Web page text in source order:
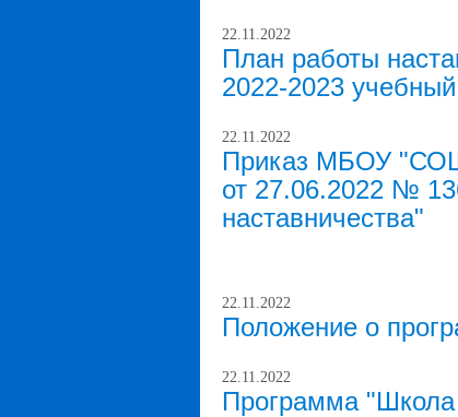
22.11.2022
План работы
2022-2023 учебный
22.11.2022
Приказ МБОУ
от 27.06.2022 №
наставничества"
22.11.2022
Положение о
22.11.2022
Программа "Школа